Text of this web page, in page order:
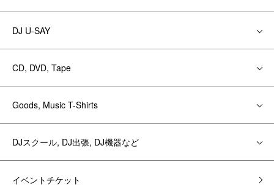
DJ U-SAY
CD, DVD, Tape
Goods, Music T-Shirts
DJスクール, DJ出張, DJ機器など
イベントチケット